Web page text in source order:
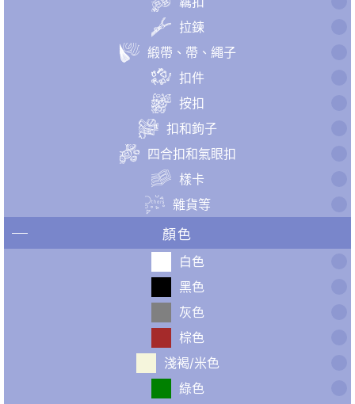
拉鍊
緞帶、帶、繩子
扣件
按扣
扣和鉤子
四合扣和氣眼扣
樣卡
雜貨等
顏色
白色
黑色
灰色
棕色
淺褐/米色
綠色